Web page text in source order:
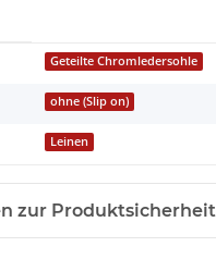
Geteilte Chromledersohle
ohne (Slip on)
Leinen
zur Produktsicherheit